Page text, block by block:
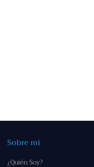
Sobre mi
¿Quién Soy?